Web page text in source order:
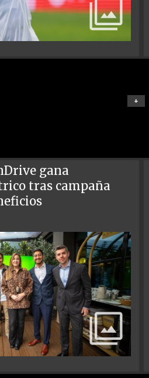
+
gana
tras campaña